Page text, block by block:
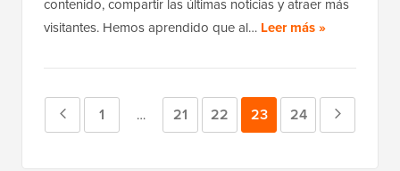
contenido, compartir las últimas noticias y atraer más
visitantes. Hemos aprendido que al… Leer más »
PáginaPágina
1
Páginas
provisionales
… Página
21 Página
22 Página
23 Página
24